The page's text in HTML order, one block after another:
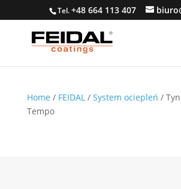
Tel.+48 664 113 407
Home / FEIDAL/ System ociepleń /
Tempo